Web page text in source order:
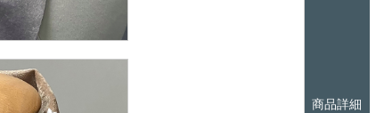
商品詳細